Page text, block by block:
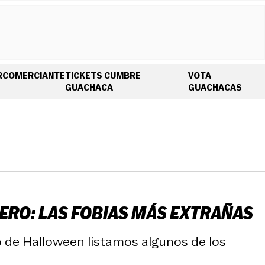
COMERCIANTETICKETS CUMBRE
GUACHACAOPENS IN NEW WINDOW
VOTA
GUACHACAS
LAS FOBIAS MÁS EXTRAÑAS
Halloween listamos algunos de los